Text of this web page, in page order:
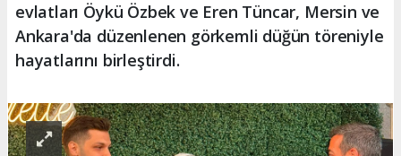
evlatları Öykü Özbek ve Eren Tüncar, Mersin ve
Ankara'da düzenlenen görkemli düğün töreniyle
hayatlarını birleştirdi.